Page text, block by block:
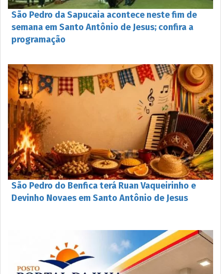
São Pedro da Sapucaia acontece neste fim de
semana em Santo Antônio de Jesus; confira a
programação
São Pedro do Benfica terá Ruan Vaqueirinho e
Devinho Novaes em Santo Antônio de Jesus